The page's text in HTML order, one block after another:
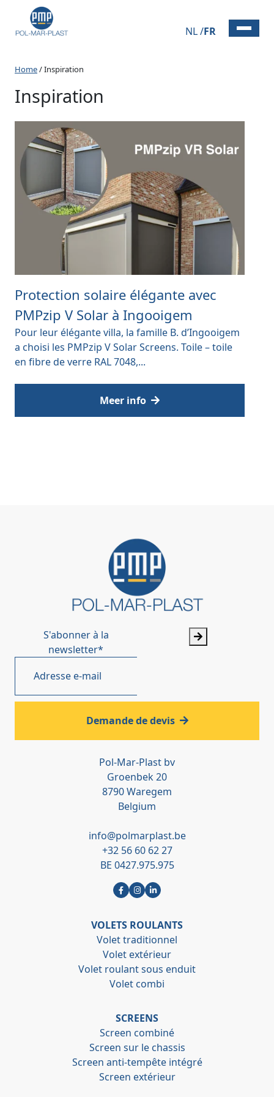
NL FR
Home/Inspiration
Inspiration
Protection solaire élégante avec
PMPzip V Solar à Ingooigem
Pour leur élégante villa, la famille B. d’Ingooigem
a choisi les PMPzip V Solar Screens. Toile – toile
en fibre de verre RAL 7048,...
Meer info
S'abonner à la
newsletter*
Demande de devis
Pol-Mar-Plast bv
Groenbek 20
8790 Waregem
Belgium
info@polmarplast.be
+32 56 60 62 27
BE 0427.975.975
VOLETS ROULANTS
Volet traditionnel
Volet extérieur
Volet roulant sous enduit
Volet combi
SCREENS
Screen combiné
Screen sur le chassis
Screen anti-tempête intégré
Screen extérieur